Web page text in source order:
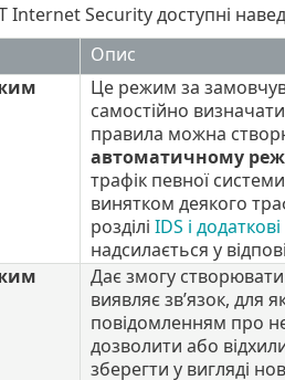
Internet Security доступні
Опис
Це режим за
самостійно
правила можна
автоматичному
трафік певної
винятком деякого
розділі IDS і
надсилається у
Дає змогу
виявляє зв’язок, для
повідомленням про
дозволити або
зберегти у вигляді